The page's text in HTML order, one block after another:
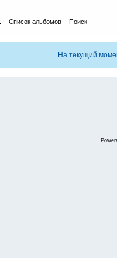
Список альбомов Поиск
На текущий